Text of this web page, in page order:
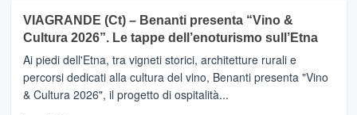
Anche
la
Alcantara
nei
primi
IL
SAN
DOMENICO
PALACE
TAORMINA,
UN
VIAGRANDE (Ct) – Benanti presenta “Vino &
Cultura 2026”. Le tappe dell’enoturismo sull’Etna
Ai piedi dell'Etna, tra vigneti storici, architetture rurali e
percorsi dedicati alla cultura del vino, Benanti presenta "Vino
& Cultura 2026", il progetto di ospitalità...